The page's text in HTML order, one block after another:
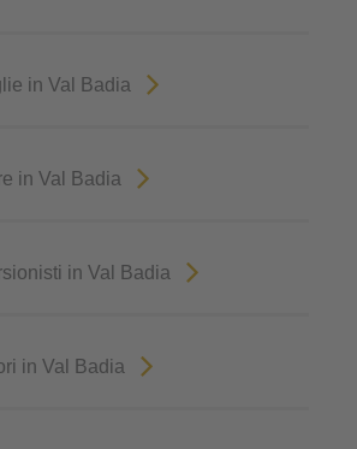
in Val Badia
in Val Badia
in Val Badia
in Val Badia